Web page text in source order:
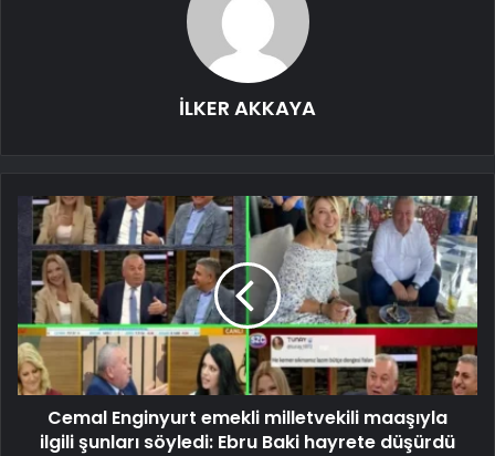
İLKER AKKAYA
Cemal Enginyurt emekli milletvekili maaşıyla
ilgili şunları söyledi: Ebru Baki hayrete düşürdü